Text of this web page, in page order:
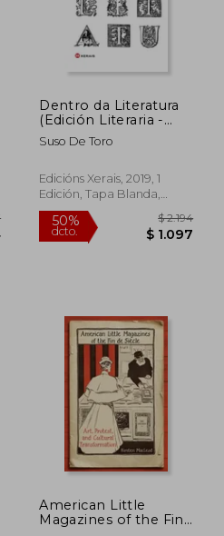
40%
dcto.
Dentro da Literatura
(Edición Literaria -
Alternativas - Ensaio)
Suso De Toro
Edicións Xerais, 2019, 1
Edición, Tapa Blanda,
Nuevo
50%
American Little
Magazines of the Fin